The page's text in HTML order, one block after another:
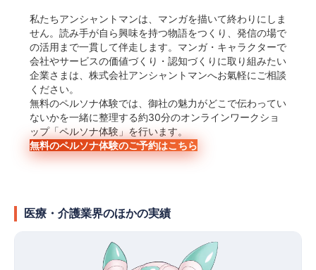
私たちアンシャントマンは、マンガを描いて終わりにしま
せん。読み手が自ら興味を持つ物語をつくり、発信の場で
の活用まで一貫して伴走します。マンガ・キャラクターで
会社やサービスの価値づくり・認知づくりに取り組みたい
企業さまは、株式会社アンシャントマンへお氣軽にご相談
ください。
無料のペルソナ体験では、御社の魅力がどこで伝わってい
ないかを一緒に整理する約30分のオンラインワークショ
ップ「ペルソナ体験」を行います。
無料のペルソナ体験のご予約はこちら
医療・介護業界のほかの実績